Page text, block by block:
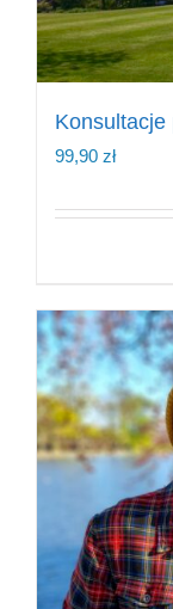
Konsultacje
99,90 zł